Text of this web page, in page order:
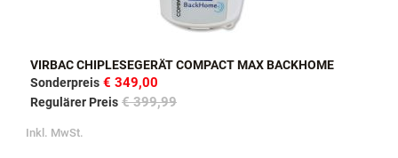
VIRBAC CHIPLESEGERÄT COMPACT MAX BACKHOME
Sonderpreis € 349,00
Regulärer Preis € 399,99
Inkl. MwSt.